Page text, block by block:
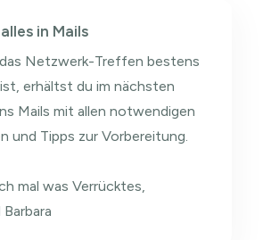
in Mails
Netzwerk-Treffen bestens
erhältst du im nächsten
Mails mit allen notwendigen
und Tipps zur Vorbereitung.
mal was Verrücktes,